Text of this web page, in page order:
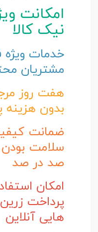
امکانت
نیک کالا
خدمات ویژه
مشتریان
هفت روز
بدون
ضمانت
سلامت
صد در صد
امکان
پرداخت
هایی آنلاین